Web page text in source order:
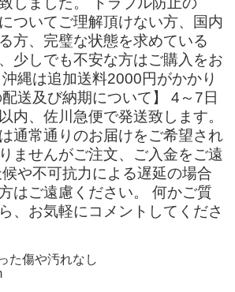
ついてご理解頂けない方、国内
方、完璧な状態を求めている
少しでも不安な方はご購入をお
縄は追加送料2000円がかかり
送及び納期について】 4～7日
内、佐川急便で発送致します。
通常通りのお届けをご希望され
ませんがご注文、ご入金をご遠
や不可抗力による遅延の場合
はご遠慮ください。 何かご質
、お気軽にコメントしてくださ
た傷や汚れなし